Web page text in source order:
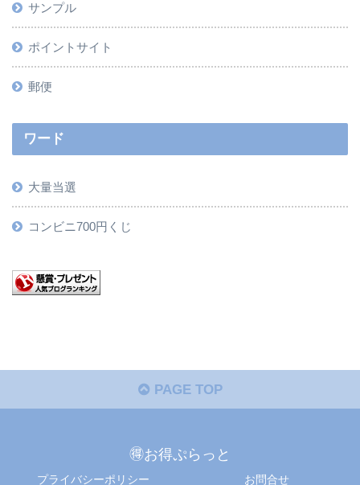
サンプル
ポイントサイト
郵便
ワード
大量当選
コンビニ700円くじ
PAGE TOP
🉐お得ぷらっと
プライバシーポリシー お問合せ